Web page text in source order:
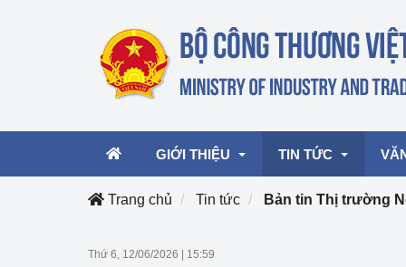
GIỚI THIỆU TIN TỨC
Trang chủ Tin tức Bản tin Thị trường
Thứ 6, 12/06/2026 15:59